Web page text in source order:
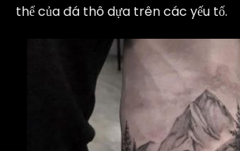
thể của đá thô dựa trên các yếu tố.